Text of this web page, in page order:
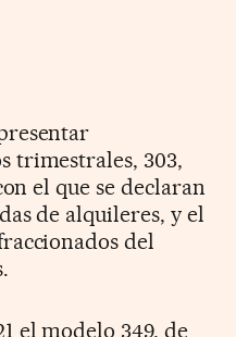
trimestrales, 303,
el que se declaran
de alquileres, y el
del
el modelo 349, de